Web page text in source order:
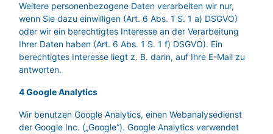
Weitere personenbezogene Daten verarbeiten wir nur,
wenn Sie dazu einwilligen (Art. 6 Abs. 1 S. 1 a) DSGVO)
oder wir ein berechtigtes Interesse an der Verarbeitung
Ihrer Daten haben (Art. 6 Abs. 1 S. 1 f) DSGVO). Ein
berechtigtes Interesse liegt z. B. darin, auf Ihre E-Mail zu
antworten.
4 Google Analytics
Wir benutzen Google Analytics, einen Webanalysedienst
der Google Inc. („Google“). Google Analytics verwendet